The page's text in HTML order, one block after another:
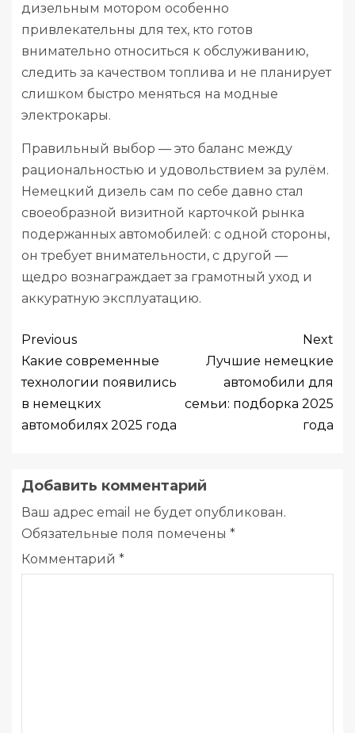
дизельным мотором особенно
привлекательны для тех, кто готов
внимательно относиться к обслуживанию,
следить за качеством топлива и не планирует
слишком быстро меняться на модные
электрокары.
Правильный выбор — это баланс между
рациональностью и удовольствием за рулём.
Немецкий дизель сам по себе давно стал
своеобразной визитной карточкой рынка
подержанных автомобилей: с одной стороны,
он требует внимательности, с другой —
щедро вознаграждает за грамотный уход и
аккуратную эксплуатацию.
Previous
Какие современные
технологии появились
в немецких
автомобилях 2025 года
Next
Лучшие немецкие
автомобили для
семьи: подборка 2025
года
Добавить комментарий
Ваш адрес email не будет опубликован.
Обязательные поля помечены *
Комментарий *